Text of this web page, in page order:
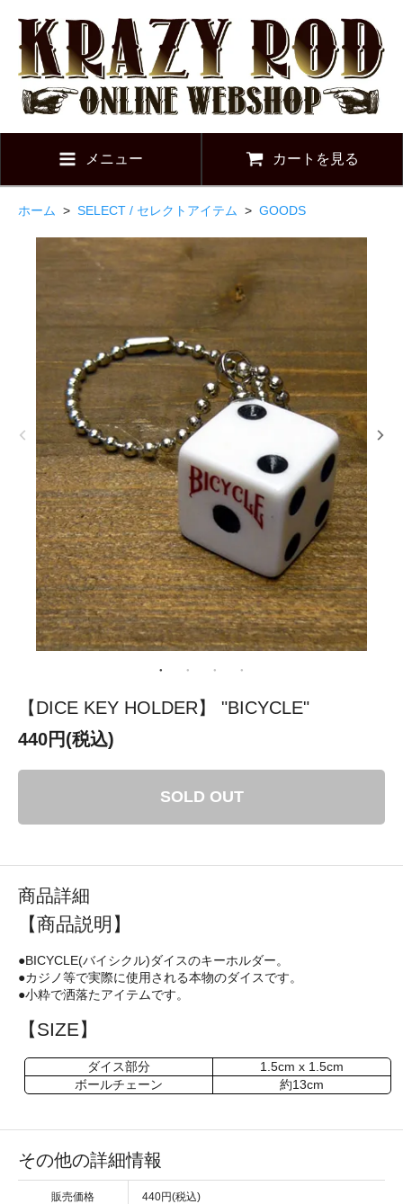
メニュー カートを見る
ホーム > SELECT / セレクトアイテム > GOODS
【DICE KEY HOLDER】 "BICYCLE"
440円(税込)
SOLD OUT
商品詳細
【商品説明】
●BICYCLE(バイシクル)ダイスのキーホルダー。
●カジノ等で実際に使用される本物のダイスです。
●小粋で洒落たアイテムです。
【SIZE】
ダイス部分
1.5cm x 1.5cm
ボールチェーン
約13cm
その他の詳細情報
販売価格 440円(税込)